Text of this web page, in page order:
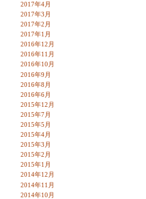
2017年4月
2017年3月
2017年2月
2017年1月
2016年12月
2016年11月
2016年10月
2016年9月
2016年8月
2016年6月
2015年12月
2015年7月
2015年5月
2015年4月
2015年3月
2015年2月
2015年1月
2014年12月
2014年11月
2014年10月